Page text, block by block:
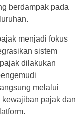
berdampak pada
menjadi fokus
sistem
dilakukan
melalui
pajak dan